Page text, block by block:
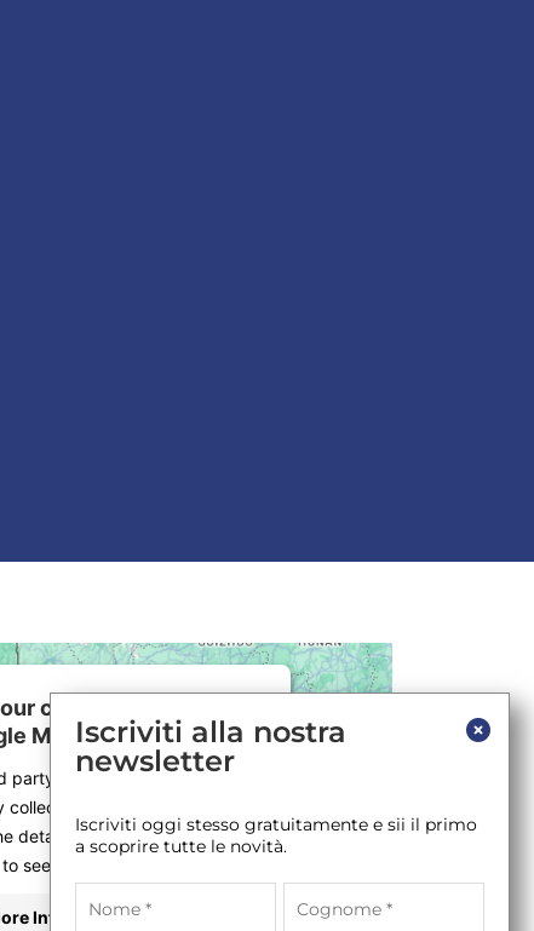
consent to load the
Maps service!
party service to embed map
collect data about your activity.
details and accept the service
to see this map.
Information
Iscriviti alla nostra
newsletter
Iscriviti oggi stesso gratuitamente e sii il primo
a scoprire tutte le novità.